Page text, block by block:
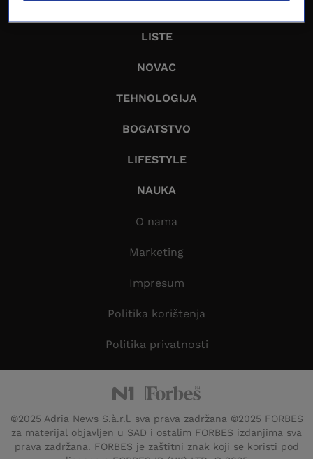
LIDERI
LISTE
NOVAC
TEHNOLOGIJA
BOGATSTVO
LIFESTYLE
NAUKA
O nama
Marketing
Impresum
Politika korištenja
Politika privatnosti
©2025 Adria News S.à.r.l. sva prava zadržana ©2025 FORBES
za materijal objavljen u SAD i ostalim FORBES izdanjima sva
prava zadržana. FORBES je zaštitni znak koji se koristi pod